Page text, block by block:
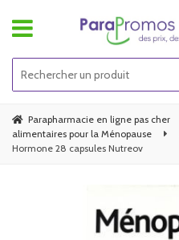
Parapharmacie en ligne pas cher
alimentaires pour la Ménopause
Hormone 28 capsules Nutreov